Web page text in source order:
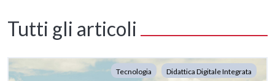
Tutti gli articoli
Tecnologia Didattica Digitale Integrata